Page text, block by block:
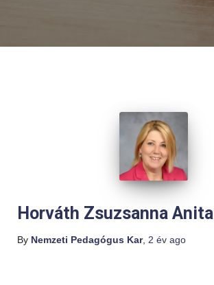
Horváth Zsuzsanna Anita
By Nemzeti Pedagógus Kar, 2 év ago